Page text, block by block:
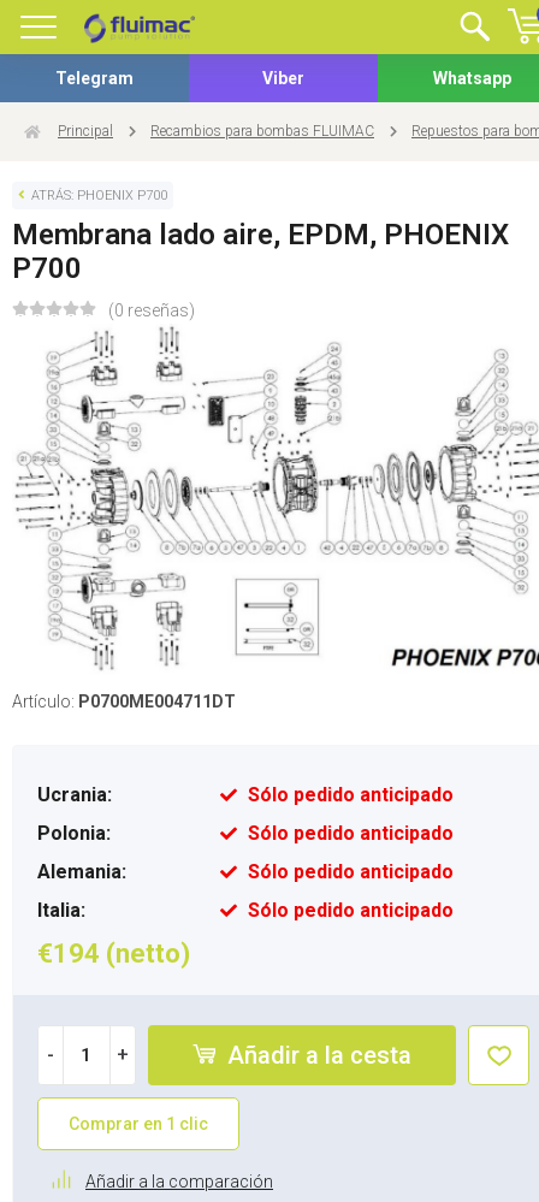
Telegram Viber Whatsapp
Principal Recambios para bombas FLUIMAC Repuestos para
ATRÁS: PHOENIX P700
Membrana lado aire, EPDM, PHOENIX
P700
(0 reseñas)
Artículo: P0700ME004711DT
Ucrania:
Sólo pedido anticipado
Polonia:
Sólo pedido anticipado
Alemania:
Sólo pedido anticipado
Italia:
Sólo pedido anticipado
€194 (netto)
- + Añadir a la cesta
Comprar en 1 clic
Añadir a la comparación